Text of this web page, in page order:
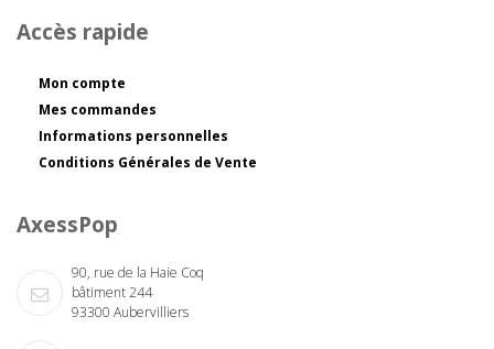
Accès rapide
Mon compte
Mes commandes
Informations personnelles
Conditions Générales de Vente
AxessPop
90, rue de la Haie Coq
bâtiment 244
93300 Aubervilliers